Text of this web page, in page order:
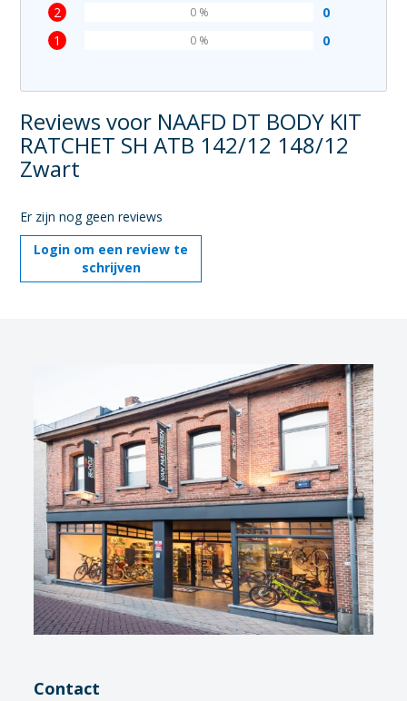
2 0
0 %
1 0
0 %
Reviews voor NAAFD DT BODY KIT
RATCHET SH ATB 142/12 148/12
Zwart
Er zijn nog geen reviews
Login om een review te
schrijven
Contact